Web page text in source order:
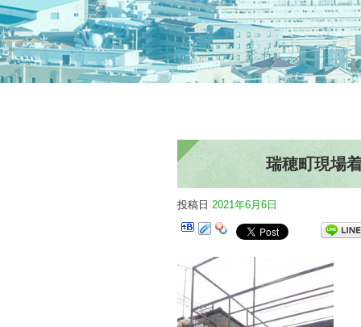
瑞穂町現場
投稿日 2021年6月6日